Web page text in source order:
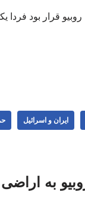
قرار بود
ایران و اسرائیل